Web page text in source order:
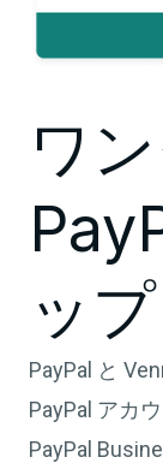
ワ
ップ
PayPal と
PayPal アカ
PayPal